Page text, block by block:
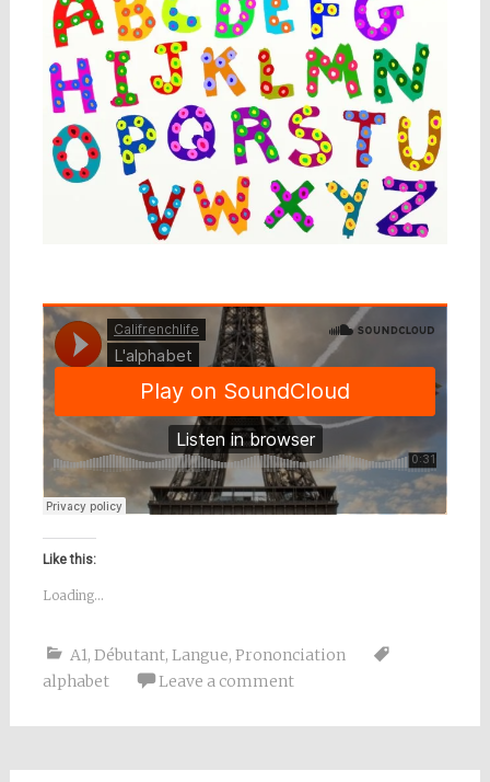
Like this:
Loading...
A1, Débutant, Langue, Prononciation
alphabet
Leave a comment